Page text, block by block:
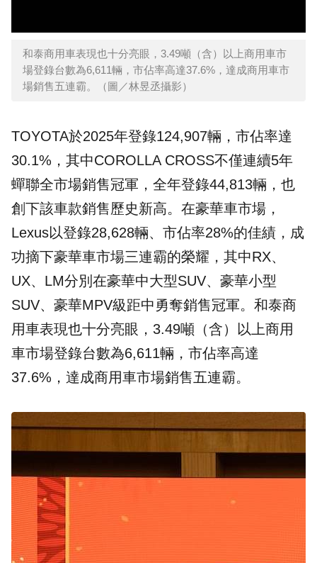
和泰商用車表現也十分亮眼，3.49噸（含）以上商用車市
場登錄台數為6,611輛，市佔率高達37.6%，達成商用車市
場銷售五連霸。（圖／林昱丞攝影）
TOYOTA於2025年登錄124,907輛，市佔率達
30.1%，其中COROLLA CROSS不僅連續5年
蟬聯全市場銷售冠軍，全年登錄44,813輛，也
創下該車款銷售歷史新高。在豪華車市場，
Lexus以登錄28,628輛、市佔率28%的佳績，成
功摘下豪華車市場三連霸的榮耀，其中RX、
UX、LM分別在豪華中大型SUV、豪華小型
SUV、豪華MPV級距中勇奪銷售冠軍。和泰商
用車表現也十分亮眼，3.49噸（含）以上商用
車市場登錄台數為6,611輛，市佔率高達
37.6%，達成商用車市場銷售五連霸。